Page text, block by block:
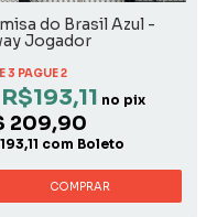
do Brasil Azul -
Jogador
3 PAGUE 2
R$193,11 no pix
209,90
com Boleto
COMPRAR